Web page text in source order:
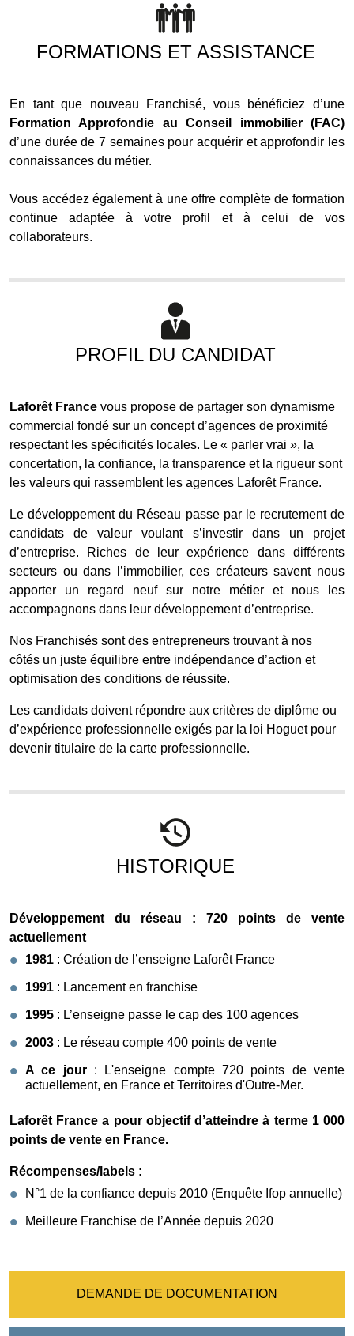
FORMATIONS ET ASSISTANCE
En tant que nouveau Franchisé, vous bénéficiez d’une
Formation Approfondie au Conseil immobilier (FAC)
d’une durée de 7 semaines pour acquérir et approfondir les
connaissances du métier.
Vous accédez également à une offre complète de formation
continue adaptée à votre profil et à celui de vos
collaborateurs.
PROFIL DU CANDIDAT
Laforêt France vous propose de partager son dynamisme
commercial fondé sur un concept d’agences de proximité
respectant les spécificités locales. Le « parler vrai », la
concertation, la confiance, la transparence et la rigueur sont
les valeurs qui rassemblent les agences Laforêt France.
Le développement du Réseau passe par le recrutement de
candidats de valeur voulant s’investir dans un projet
d’entreprise. Riches de leur expérience dans différents
secteurs ou dans l’immobilier, ces créateurs savent nous
apporter un regard neuf sur notre métier et nous les
accompagnons dans leur développement d’entreprise.
Nos Franchisés sont des entrepreneurs trouvant à nos
côtés un juste équilibre entre indépendance d’action et
optimisation des conditions de réussite.
Les candidats doivent répondre aux critères de diplôme ou
d’expérience professionnelle exigés par la loi Hoguet pour
devenir titulaire de la carte professionnelle.
HISTORIQUE
Développement du réseau : 720 points de vente
actuellement
1981 : Création de l’enseigne Laforêt France
1991 : Lancement en franchise
1995 : L’enseigne passe le cap des 100 agences
2003 : Le réseau compte 400 points de vente
A ce jour: L'enseigne compte 720 points de vente
actuellement, en France et Territoires d'Outre-Mer.
Laforêt France a pour objectif d’atteindre à terme 1 000
points de vente en France.
Récompenses/labels :
N°1 de la confiance depuis 2010 (Enquête Ifop annuelle)
Meilleure Franchise de l’Année depuis 2020
DEMANDE DE DOCUMENTATION